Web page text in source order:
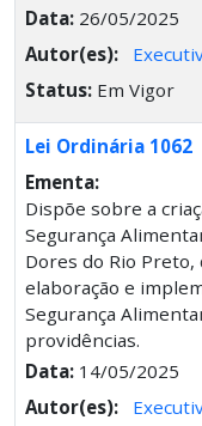
Data: 26/05/2025
Autor(es):
Status: Em Vigor
Lei Ordinária 1062
Ementa:
Dispõe sobre a
Segurança
Dores do Rio
elaboração e
Segurança
providências.
Data: 14/05/2025
Autor(es):